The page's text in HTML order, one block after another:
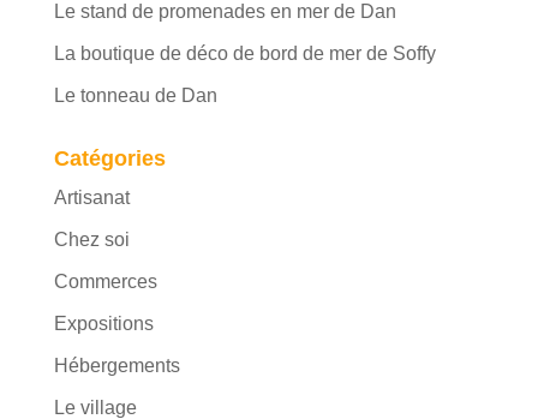
Le stand de promenades en mer de Dan
La boutique de déco de bord de mer de Soffy
Le tonneau de Dan
Catégories
Artisanat
Chez soi
Commerces
Expositions
Hébergements
Le village